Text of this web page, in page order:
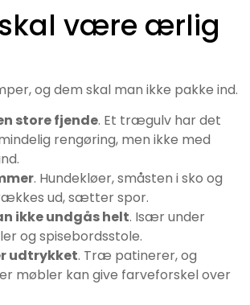
være ærlig
og dem skal man ikke pakke ind.
store fjende. Et trægulv har det
rengøring, men ikke med
. Hundekløer, småsten i sko og
ud, sætter spor.
ikke undgås helt. Især under
og spisebordsstole.
udtrykket. Træ patinerer, og
møbler kan give farveforskel over